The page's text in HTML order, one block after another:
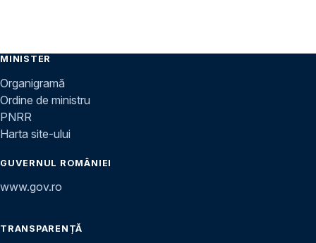
MINISTER
Organigramă
Ordine de ministru
PNRR
Harta site-ului
GUVERNUL ROMÂNIEI
www.gov.ro
TRANSPARENȚĂ